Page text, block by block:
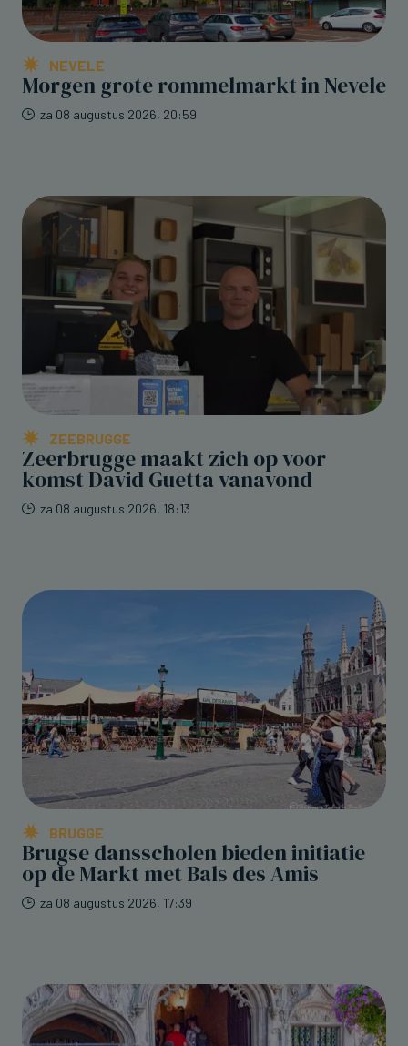
NEVELE
Morgen grote rommelmarkt in Nevele
za 08 augustus 2026, 20:59
ZEEBRUGGE
Zeerbrugge maakt zich op voor
komst David Guetta vanavond
za 08 augustus 2026, 18:13
BRUGGE
Brugse dansscholen bieden initiatie
op de Markt met Bals des Amis
za 08 augustus 2026, 17:39